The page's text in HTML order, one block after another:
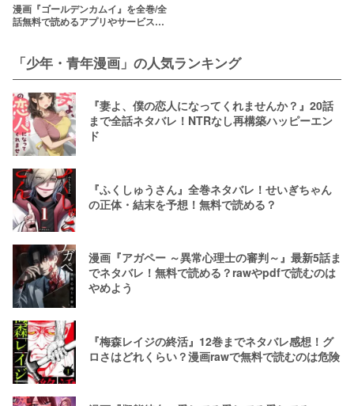
漫画『ゴールデンカムイ』を全巻/全
話無料で読めるアプリやサービスを
「少年・青年漫画」の人気ランキング
『妻よ、僕の恋人になってくれませんか？』20話
まで全話ネタバレ！NTRなし再構築ハッピーエン
ド
『ふくしゅうさん』全巻ネタバレ！せいぎちゃん
の正体・結末を予想！無料で読める？
漫画『アガペー ～異常心理士の審判～』最新5話ま
でネタバレ！無料で読める？rawやpdfで読むのは
やめよう
『梅森レイジの終活』12巻までネタバレ感想！グ
ロさはどれくらい？漫画rawで無料で読むのは危険